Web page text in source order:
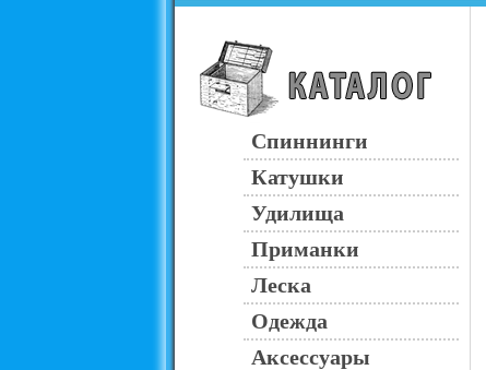
Спиннинги
Катушки
Удилища
Приманки
Леска
Одежда
Аксессуары